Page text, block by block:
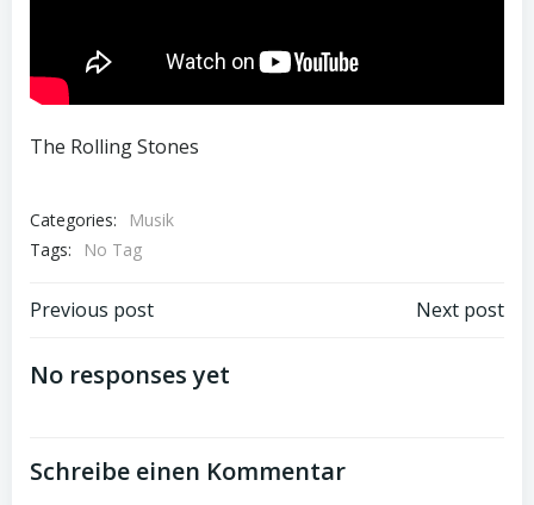
The Rolling Stones
Categories:
Musik
Tags:
No Tag
Beitragsnavigation
Previous post Next post
No responses yet
Schreibe einen Kommentar